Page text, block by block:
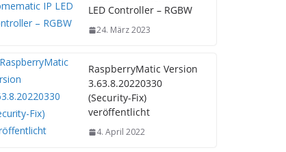
LED Controller – RGBW
24. März 2023
RaspberryMatic Version
3.63.8.20220330
(Security-Fix)
veröffentlicht
4. April 2022